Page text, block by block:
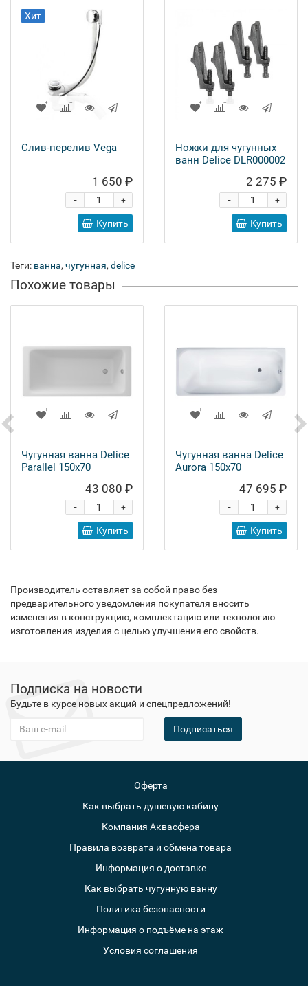
Хит
Слив-перелив Vega
1 650 ₽
+
-
Купить
Ножки для чугунных
ванн Delice DLR000002
2 275 ₽
+
-
Купить
Теги: ванна, чугунная, delice
Похожие товары
Чугунная ванна Delice
Parallel 150x70
43 080 ₽
+
-
Купить
Чугунная ванна Delice
Aurora 150x70
47 695 ₽
+
-
Купить
Производитель оставляет за собой право без
предварительного уведомления покупателя вносить
изменения в конструкцию, комплектацию или технологию
изготовления изделия с целью улучшения его свойств.
Подписка на новости
Будьте в курсе новых акций и спецпредложений!
Подписаться
Оферта
Как выбрать душевую кабину
Компания Аквасфера
Правила возврата и обмена товара
Информация о доставке
Как выбрать чугунную ванну
Политика безопасности
Информация о подъёме на этаж
Условия соглашения